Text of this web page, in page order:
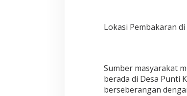
Lokasi Pembakaran
Sumber masyarakat
berada di Desa Punti
berseberangan